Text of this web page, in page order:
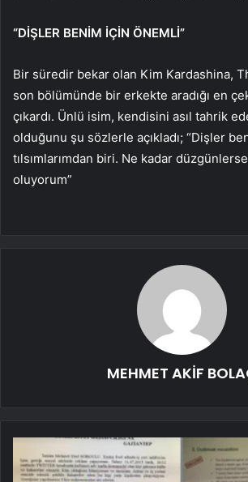
“DİŞLER BENİM İÇİN ÖNEMLİ”
Bir süredir bekar olan Kim Kardashina,
son bölümünde bir erkekte aradığı en
çıkardı. Ünlü isim, kendisini asıl tahrik
olduğunu şu sözlerle açıkladı; “Dişler
tılsımlarımdan biri. Ne kadar
oluyorum”
MEHMET AKİF